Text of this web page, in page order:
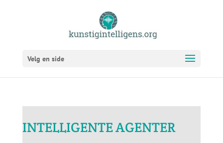
Velg en side
INTELLIGENTE AGENTER